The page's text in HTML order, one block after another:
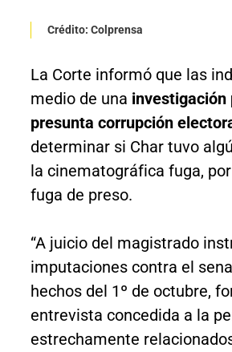
Crédito: Colprensa
La Corte informó que las
medio de una investigación
presunta corrupción
determinar si Char tuvo
la cinematográfica fuga,
fuga de preso.
“A juicio del magistrado
imputaciones contra el
hechos del 1º de octubre,
entrevista concedida a la
estrechamente